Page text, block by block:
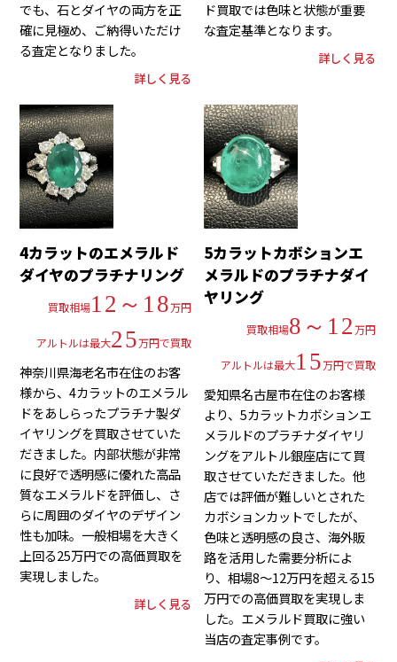
でも、石とダイヤの両方を正
確に見極め、ご納得いただけ
る査定となりました。
詳しく見る
ド買取では色味と状態が重要
な査定基準となります。
詳しく見る
4カラットのエメラルド
ダイヤのプラチナリング
買取相場12～18万円
アルトルは最大25万円で買取
神奈川県海老名市在住のお客
様から、4カラットのエメラル
ドをあしらったプラチナ製ダ
イヤリングを買取させていた
だきました。内部状態が非常
に良好で透明感に優れた高品
質なエメラルドを評価し、さ
らに周囲のダイヤのデザイン
性も加味。一般相場を大きく
上回る25万円での高価買取を
実現しました。
詳しく見る
5カラットカボションエ
メラルドのプラチナダイ
ヤリング
買取相場8～12万円
アルトルは最大15万円で買取
愛知県名古屋市在住のお客様
より、5カラットカボションエ
メラルドのプラチナダイヤリ
ングをアルトル銀座店にて買
取させていただきました。他
店では評価が難しいとされた
カボションカットでしたが、
色味と透明感の良さ、海外販
路を活用した需要分析によ
り、相場8～12万円を超える15
万円での高価買取を実現しま
した。エメラルド買取に強い
当店の査定事例です。